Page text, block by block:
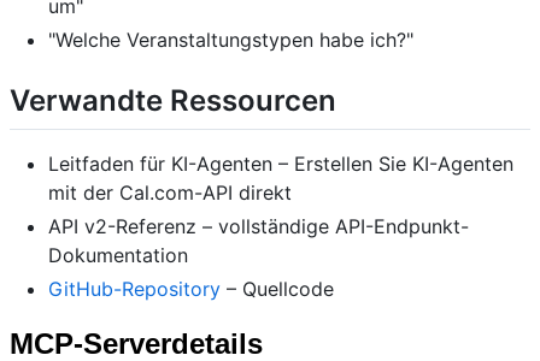
um"
"Welche Veranstaltungstypen habe ich?"
Verwandte Ressourcen
Leitfaden für KI-Agenten – Erstellen Sie KI-Agenten
mit der Cal.com-API direkt
API v2-Referenz – vollständige API-Endpunkt-
Dokumentation
GitHub-Repository – Quellcode
MCP-Serverdetails